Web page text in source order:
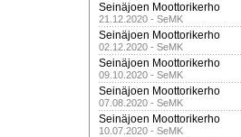
Seinäjoen Moottorikerho
21.12.2020 - SeMK
Seinäjoen Moottorikerho
02.12.2020 - SeMK
Seinäjoen Moottorikerho
09.10.2020 - SeMK
Seinäjoen Moottorikerho
07.08.2020 - SeMK
Seinäjoen Moottorikerho
10.07.2020 - SeMK